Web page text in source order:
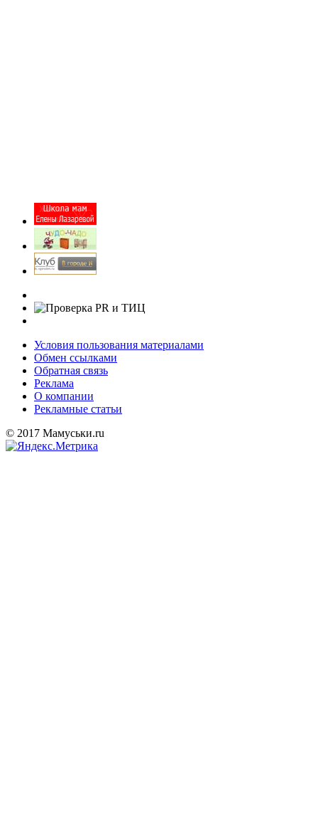
Условия пользования материалами
Обмен ссылками
Обратная связь
Реклама
О компании
Рекламные статьи
© 2017 Мамуськи.ru